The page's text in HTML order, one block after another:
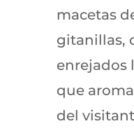
macetas
gitanillas,
enrejados
que
del